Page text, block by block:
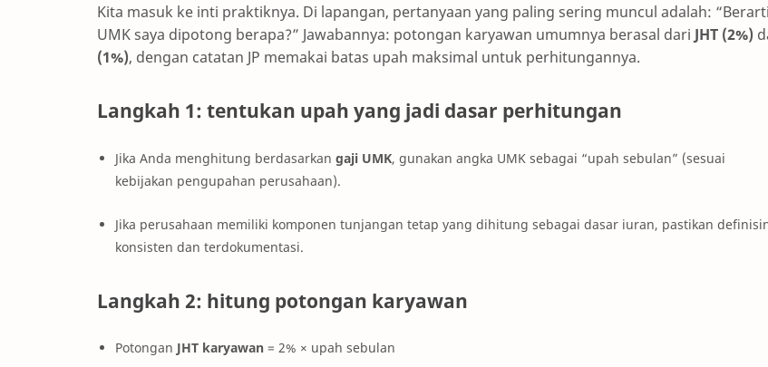
Kita masuk ke inti praktiknya. Di lapangan, pertanyaan yang paling sering muncul adalah:
UMK saya dipotong berapa?” Jawabannya: potongan karyawan umumnya berasal dari JHT (2%)
(1%), dengan catatan JP memakai batas upah maksimal untuk perhitungannya.
Langkah 1: tentukan upah yang jadi dasar perhitungan
Jika Anda menghitung berdasarkan gaji UMK, gunakan angka UMK sebagai “upah sebulan” (sesuai
kebijakan pengupahan perusahaan).
Jika perusahaan memiliki komponen tunjangan tetap yang dihitung sebagai dasar iuran, pastikan
konsisten dan terdokumentasi.
Langkah 2: hitung potongan karyawan
Potongan JHT karyawan = 2% × upah sebulan